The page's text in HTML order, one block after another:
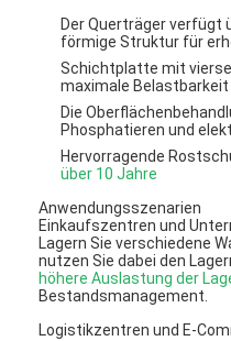
Der Querträger verfügt
förmige Struktur für
Schichtplatte mit
maximale Belastbarkeit
Die
Phosphatieren und
Hervorragende
über 10 Jahre
Anwendungsszenarien
Einkaufszentren und
Lagern Sie verschiedene
nutzen Sie dabei den
höhere Auslastung der
Bestandsmanagement.
Logistikzentren und E-